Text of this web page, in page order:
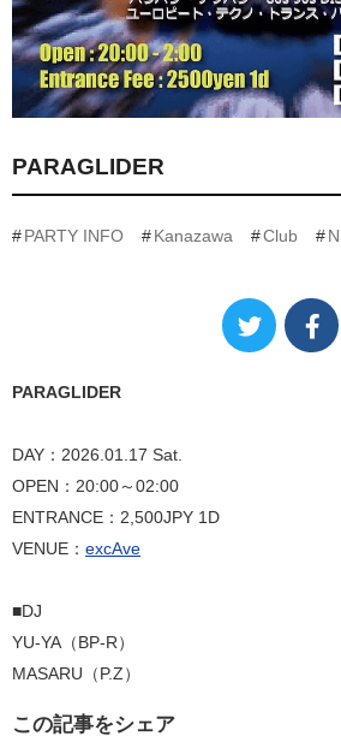
PARAGLIDER
PARTY INFO Kanazawa Club
PARAGLIDER
DAY：2026.01.17 Sat.
OPEN：20:00～02:00
ENTRANCE：2,500JPY 1D
VENUE： excAve
■DJ
YU-YA（BP-R）
MASARU（P.Z）
この記事をシェア